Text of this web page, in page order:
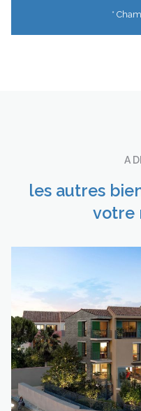
*
A
les autres
votre